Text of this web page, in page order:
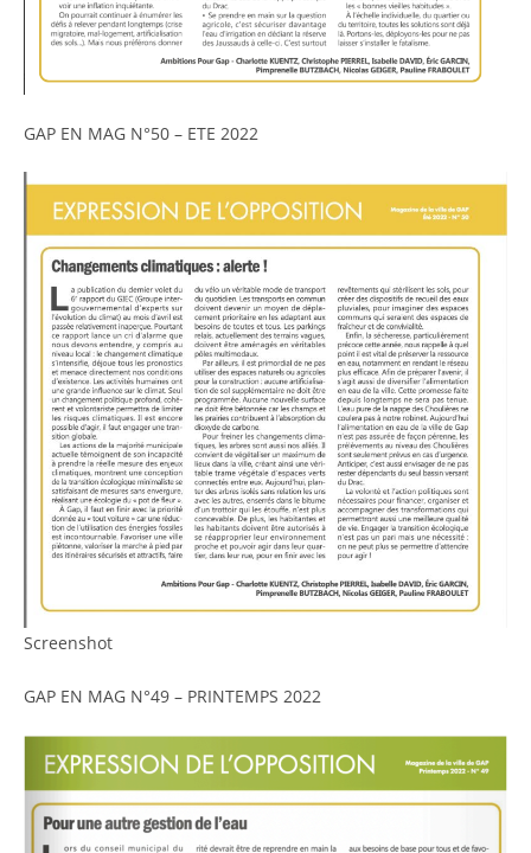
GAP EN MAG N°50 – ETE 2022
Screenshot
GAP EN MAG N°49 – PRINTEMPS 2022